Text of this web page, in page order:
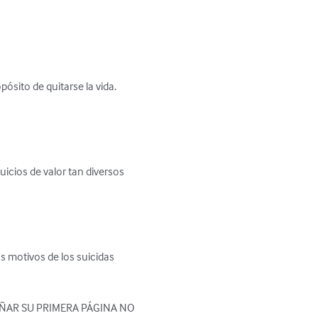
de quitarse la vida.
de valor tan diversos
motivos de los suicidas
SU PRIMERA PÁGINA NO